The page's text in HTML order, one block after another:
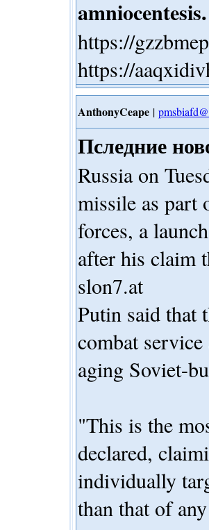
amniocentesis.
https://
https://
AnthonyCeape |
Пследние
Russia on
missile as part
forces, a
after his claim
slon7.at
Putin said that
combat
aging Soviet-
"This is the
declared,
individually
than that of